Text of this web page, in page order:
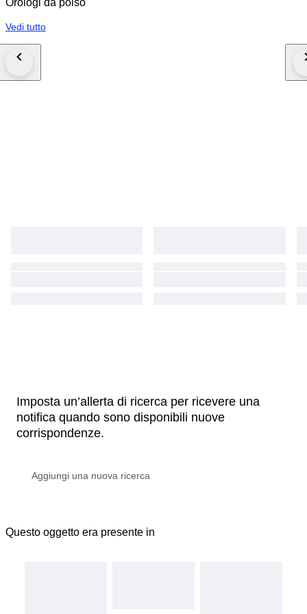
Orologi da polso
Vedi tutto
Imposta un’allerta di ricerca per ricevere una
notifica quando sono disponibili nuove
corrispondenze.
Questo oggetto era presente in